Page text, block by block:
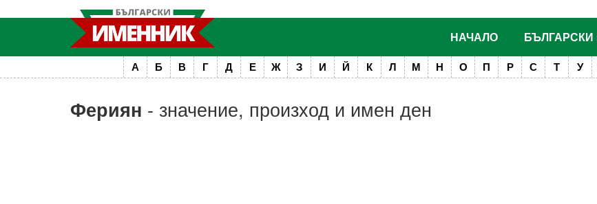
НАЧАЛО
А Б В Г Д Е Ж З И Й К Л М Н О П Р С Т У
Фериян - значение, произход и имен ден